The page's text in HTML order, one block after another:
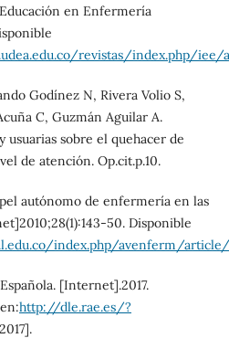
en Enfermería
revistas/index.php/
Godínez N, Rivera Volio S,
C, Guzmán Aguilar A.
usuarias sobre el quehacer de
de atención. Op.cit.p.10.
autónomo de enfermería en las
50. Disponible
index.php/avenferm/
[Internet].2017.
http://dle.rae.es/?